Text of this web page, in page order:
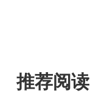
推荐阅读